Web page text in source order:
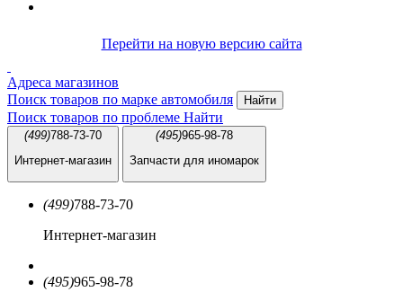
Перейти на новую версию сайта
Адреса магазинов
Поиск товаров по марке автомобиля
Найти
Поиск товаров по проблеме Найти
(499)788-73-70
Интернет-магазин
(495)965-98-78
Запчасти для иномарок
(499)788-73-70
Интернет-магазин
(495)965-98-78